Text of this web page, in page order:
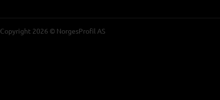
Copyright 2026 © NorgesProfil AS